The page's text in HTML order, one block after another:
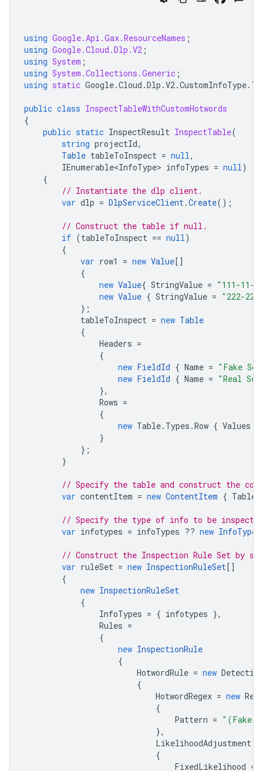
using Google.Api.Gax.ResourceNames ;
using Google.Cloud.Dlp.V2 ;
using System ;
using System.Collections.Generic ;
using static Google.Cloud .Dlp .V2.CustomInfoType.
public class InspectTableWithCustomHotwords
{
public static InspectResult InspectTable(
string projectId,
Table tableToInspect = null,
IEnumerable<InfoType> infoTypes = null)
{
// Instantiate the dlp client.
var dlp = DlpServiceClient.Create();
// Construct the table if null.
if (tableToInspect == null)
{
var row1 = new Value[]
{
new Value{ StringValue = "111-11-
new Value { StringValue = "222-22-
};
tableToInspect = new Table
{
Headers =
{
new FieldId { Name = "Fake
new FieldId { Name = "Real
},
Rows =
{
new Table. Types .Row { Values
}
};
}
// Specify the table and construct the
var contentItem = new ContentItem { Table
// Specify the type of info to be
var infotypes = infoTypes ?? new InfoType
// Construct the Inspection Rule Set by
var ruleSet = new InspectionRuleSet[]
{
new InspectionRuleSet
{
InfoTypes = { infotypes },
Rules =
{
new InspectionRule
{
HotwordRule = new
{
HotwordRegex = new
{
Pattern = "(Fake
},
LikelihoodAdjustment
{
FixedLikelihood =